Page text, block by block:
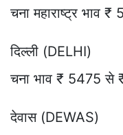
चना महाराष्ट्र भाव
दिल्ली (DELHI)
चना भाव ₹ 5475 से
देवास (DEWAS)